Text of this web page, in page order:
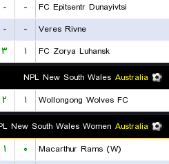
FC Epitsentr Dunayivtsi
-
-
Veres Rivne
-
-
FC Zorya Luhansk
۱ ۳
Australia
NPL New South Wales
Wollongong Wolves FC
۱ ۲
Australia
New South Wales Women
Macarthur Rams (W)
۰ ۱